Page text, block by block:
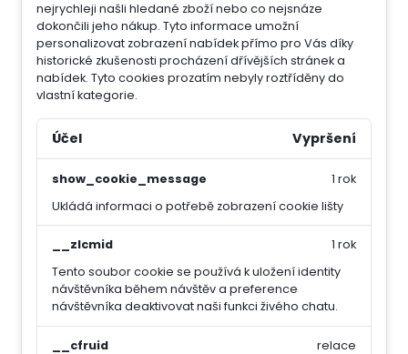
nejrychleji našli hledané zboží nebo co nejsnáze
dokončili jeho nákup. Tyto informace umožní
personalizovat zobrazení nabídek přímo pro Vás díky
historické zkušenosti procházení dřívějších stránek a
nabídek. Tyto cookies prozatím nebyly roztříděny do
vlastní kategorie.
Účel Vypršení
show_cookie_message
Ukládá informaci o potřebě zobrazení cookie lišty
1 rok
__zlcmid
Tento soubor cookie se používá k uložení identity
návštěvníka během návštěv a preference
návštěvníka deaktivovat naši funkci živého chatu.
1 rok
__cfruid
relace